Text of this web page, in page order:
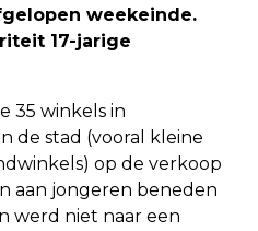
weekeinde.
17-jarige
35 winkels in
de stad (vooral kleine
op de verkoop
aan jongeren beneden
werd niet naar een